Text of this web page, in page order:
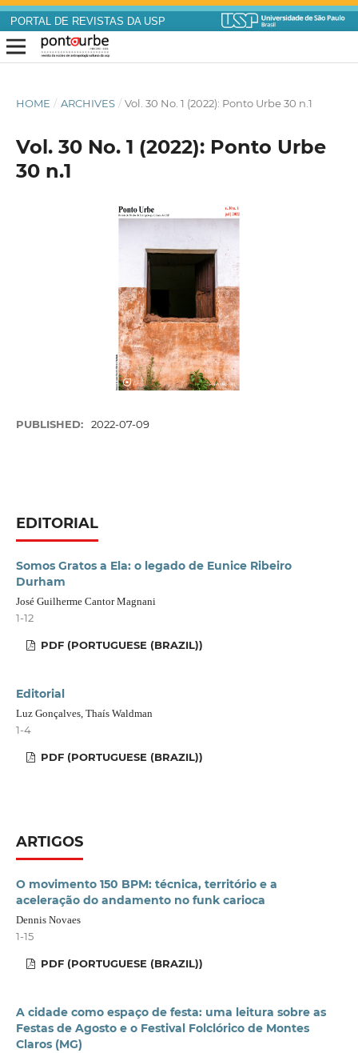
PORTAL DE REVISTAS DA USP
HOME / ARCHIVES / Vol. 30 No. 1 (2022): Ponto Urbe 30 n.1
Vol. 30 No. 1 (2022): Ponto Urbe
30 n.1
PUBLISHED: 2022-07-09
EDITORIAL
Somos Gratos a Ela: o legado de Eunice Ribeiro
Durham
José Guilherme Cantor Magnani
1-12
PDF (PORTUGUESE (BRAZIL))
Editorial
Luz Gonçalves, Thaís Waldman
1-4
PDF (PORTUGUESE (BRAZIL))
ARTIGOS
O movimento 150 BPM: técnica, território e a
aceleração do andamento no funk carioca
Dennis Novaes
1-15
PDF (PORTUGUESE (BRAZIL))
A cidade como espaço de festa: uma leitura sobre as
Festas de Agosto e o Festival Folclórico de Montes
Claros (MG)